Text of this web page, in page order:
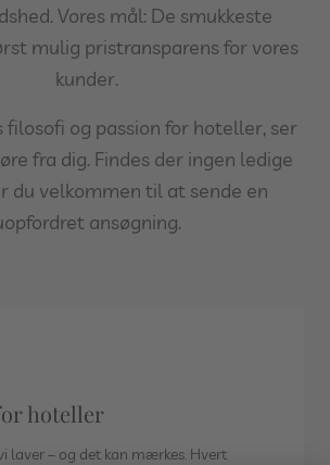
Vores mål: De smukkeste
mulig pristransparens for vores
kunder.
filosofi og passion for hoteller, ser
fra dig. Findes der ingen ledige
du velkommen til at sende en
ansøgning.
hoteller
laver – og det kan mærkes. Hvert